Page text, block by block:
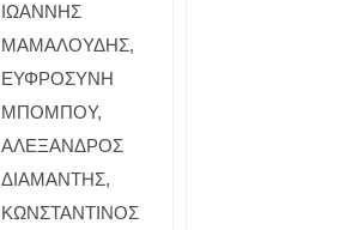
ΙΩΑΝΝΗΣ
ΜΑΜΑΛΟΥΔΗΣ,
ΕΥΦΡΟΣΥΝΗ
ΜΠΟΜΠΟΥ,
ΑΛΕΞΑΝΔΡΟΣ
ΔΙΑΜΑΝΤΗΣ,
ΚΩΝΣΤΑΝΤΙΝΟΣ